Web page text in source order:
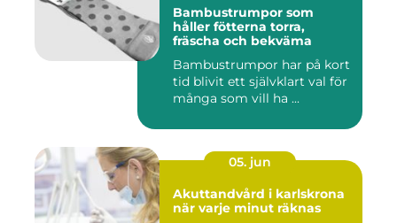
Bambustrumpor som
håller fötterna torra,
fräscha och bekväma
Bambustrumpor har på kort
tid blivit ett självklart val för
många som vill ha ...
05. jun
Akuttandvård i karlskrona
när varje minut räknas